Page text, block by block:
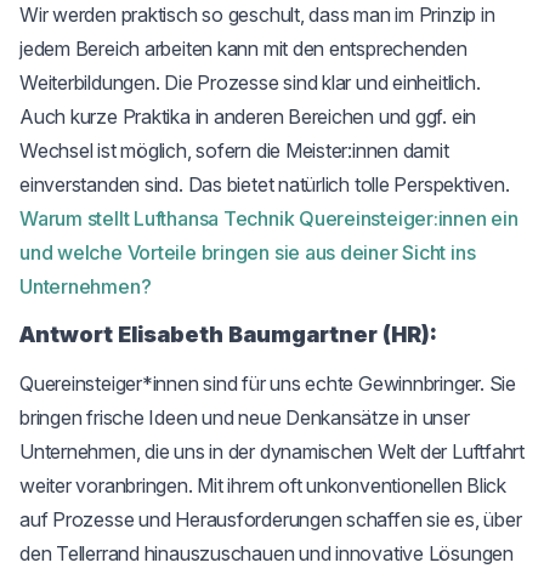
Wir werden praktisch so geschult, dass man im Prinzip in
jedem Bereich arbeiten kann mit den entsprechenden
Weiterbildungen. Die Prozesse sind klar und einheitlich.
Auch kurze Praktika in anderen Bereichen und ggf. ein
Wechsel ist möglich, sofern die Meister:innen damit
einverstanden sind. Das bietet natürlich tolle Perspektiven.
Warum stellt Lufthansa Technik Quereinsteiger:innen ein
und welche Vorteile bringen sie aus deiner Sicht ins
Unternehmen?
Antwort Elisabeth Baumgartner (HR):
Quereinsteiger*innen sind für uns echte Gewinnbringer. Sie
bringen frische Ideen und neue Denkansätze in unser
Unternehmen, die uns in der dynamischen Welt der Luftfahrt
weiter voranbringen. Mit ihrem oft unkonventionellen Blick
auf Prozesse und Herausforderungen schaffen sie es, über
den Tellerrand hinauszuschauen und innovative Lösungen